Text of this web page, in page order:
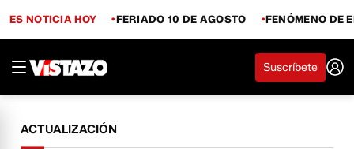
ES NOTICIA HOY FERIADO 10 DE AGOSTO FENÓMENO DE
Suscríbete
ACTUALIZACIÓN